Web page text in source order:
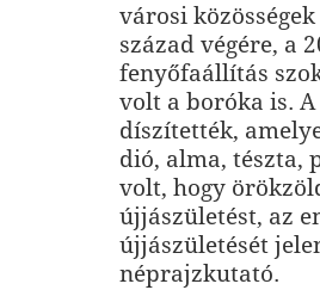
városi
század végére, a
fenyőfaállítás
volt a boróka is.
díszítették,
dió, alma, tészta,
volt, hogy
újjászületést, az
újjászületését
néprajzkutató.